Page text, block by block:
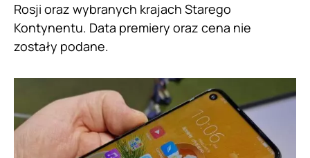
Rosji oraz wybranych krajach Starego
Kontynentu. Data premiery oraz cena nie
zostały podane.